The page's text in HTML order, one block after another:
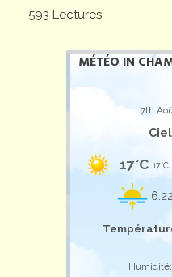
593 Lectures
MÉTÉO IN
7th
17°C
6:22
Humidité: